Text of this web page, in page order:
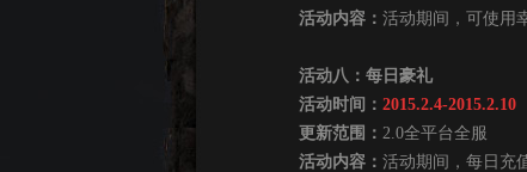
活动内容： 活动期间，可使用
活动八：每日豪礼
活动时间： 2015.2.4-2015.2.10
更新范围： 2.0全平台全服
活动内容： 活动期间，每日充